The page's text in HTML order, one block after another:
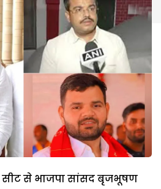
सीट से भाजपा सांसद बृजभूषण